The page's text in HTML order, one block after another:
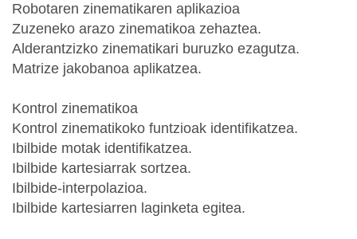
Robotaren zinematikaren aplikazioa
Zuzeneko arazo zinematikoa zehaztea.
Alderantzizko zinematikari buruzko ezagutza.
Matrize jakobanoa aplikatzea.
Kontrol zinematikoa
Kontrol zinematikoko funtzioak identifikatzea.
Ibilbide motak identifikatzea.
Ibilbide kartesiarrak sortzea.
Ibilbide-interpolazioa.
Ibilbide kartesiarren laginketa egitea.